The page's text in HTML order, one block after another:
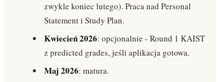
zwykle koniec lutego). Praca nad Personal
Statement i Study Plan.
Kwiecień 2026: opcjonalnie - Round 1 KAIST
z predicted grades, jeśli aplikacja gotowa.
Maj 2026: matura.